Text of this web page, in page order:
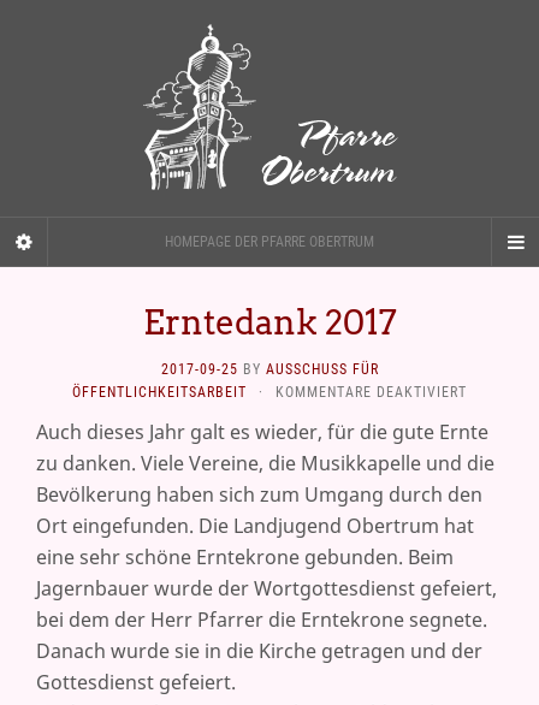
HOMEPAGE DER PFARRE OBERTRUM
Erntedank 2017
2017-09-25 BY AUSSCHUSS FÜR
ÖFFENTLICHKEITSARBEIT
· KOMMENTARE DEAKTIVIERT
2017
Auch dieses Jahr galt es wieder, für die gute Ernte
zu danken. Viele Vereine, die Musikkapelle und die
Bevölkerung haben sich zum Umgang durch den
Ort eingefunden. Die Landjugend Obertrum hat
eine sehr schöne Erntekrone gebunden. Beim
Jagernbauer wurde der Wortgottesdienst gefeiert,
bei dem der Herr Pfarrer die Erntekrone segnete.
Danach wurde sie in die Kirche getragen und der
Gottesdienst gefeiert.